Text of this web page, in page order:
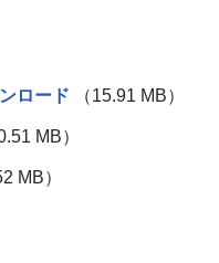
ロード （15.91 MB）
MB）
MB）